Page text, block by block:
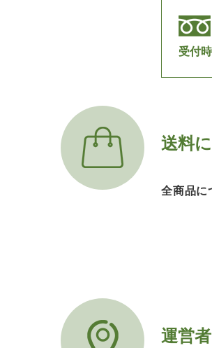
受付
送料
全商品に
運営